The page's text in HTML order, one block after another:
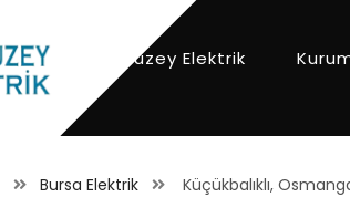
Kuzey Elektrik
Bursa Elektrik Küçükbalıklı,